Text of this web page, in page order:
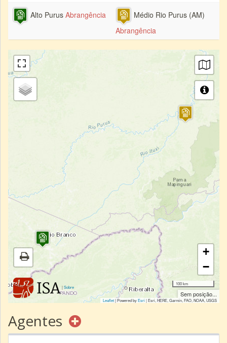
Alto Purus Abrangência
Médio Rio Purus (AM)
Abrangência
|Sobre
+
−
100 km
Sem posição...
Leaflet| Powered byEsri|Esri, HERE, Garmin, FAO, NOAA, USGS
Agentes